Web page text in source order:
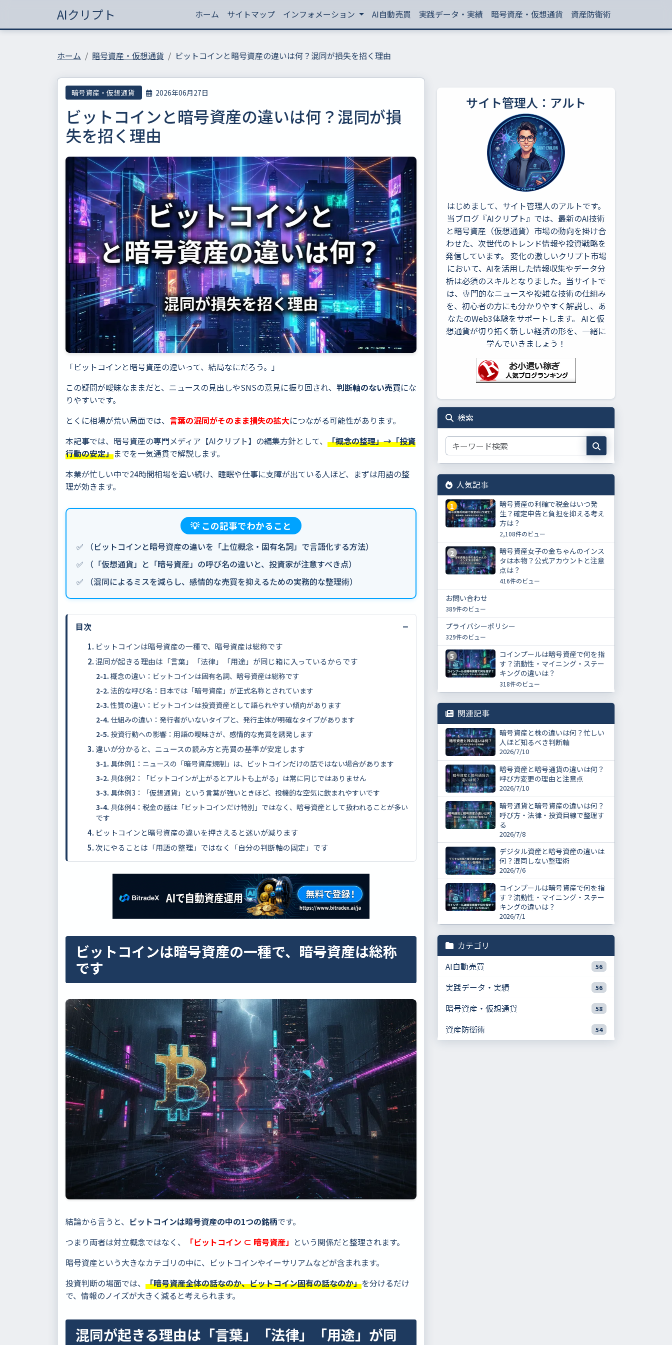
AIクリプト ホーム サイトマップ インフォメーション AI自動売買 実践データ・実績 暗号資産・仮想通貨 資産防衛術
ホーム 暗号資産・仮想通貨 ビットコインと暗号資産の違いは何？混同が損失を招く理由
暗号資産・仮想通貨 2026年06月27日
ビットコインと暗号資産の違いは何？混同が損
失を招く理由
「ビットコインと暗号資産の違いって、結局なにだろう。」
この疑問が曖昧なままだと、ニュースの見出しやSNSの意見に振り回され、 判断軸のない売買にな
りやすいです。
とくに相場が荒い局面では、 言葉の混同がそのまま損失の拡大につながる可能性があります。
本記事では、暗号資産の専門メディア【AIクリプト】の編集方針として、 「概念の整理」→「投資
行動の安定」までを一気通貫で解説します。
本業が忙しい中で24時間相場を追い続け、睡眠や仕事に支障が出ている人ほど、まずは用語の整
理が効きます。
💡 この記事でわかること
✅ （ビットコインと暗号資産の違いを「上位概念・固有名詞」で言語化する方法）
✅ （「仮想通貨」と「暗号資産」の呼び名の違いと、投資家が注意すべき点）
✅ （混同によるミスを減らし、感情的な売買を抑えるための実務的な整理術）
目次 −
ビットコインは暗号資産の一種で、暗号資産は総称です
混同が起きる理由は「言葉」「法律」「用途」が同じ箱に入っているからです
概念の違い：ビットコインは固有名詞、暗号資産は総称です
法的な呼び名：日本では「暗号資産」が正式名称とされています
性質の違い：ビットコインは投資資産として語られやすい傾向があります
仕組みの違い：発行者がいないタイプと、発行主体が明確なタイプがあります
投資行動への影響：用語の曖昧さが、感情的な売買を誘発します
違いが分かると、ニュースの読み方と売買の基準が安定します
具体例1：ニュースの「暗号資産規制」は、ビットコインだけの話ではない場合があります
具体例2：「ビットコインが上がるとアルトも上がる」は常に同じではありません
具体例3：「仮想通貨」という言葉が強いときほど、投機的な空気に飲まれやすいです
具体例4：税金の話は「ビットコインだけ特別」ではなく、暗号資産として扱われることが多い
です
ビットコインと暗号資産の違いを押さえると迷いが減ります
次にやることは「用語の整理」ではなく「自分の判断軸の固定」です
ビットコインは暗号資産の一種で、暗号資産は総称
です
結論から言うと、 ビットコインは暗号資産の中の1つの銘柄です。
つまり両者は対立概念ではなく、
「ビットコイン ⊂ 暗号資産」 という関係だと整理されます。
暗号資産という大きなカテゴリの中に、ビットコインやイーサリアムなどが含まれます。
投資判断の場面では、 「暗号資産全体の話なのか、ビットコイン固有の話なのか」を分けるだけ
で、情報のノイズが大きく減ると考えられます。
混同が起きる理由は「言葉」「法律」「用途」が同
サイト管理人：アルト
はじめまして、サイト管理人のアルトです。
当ブログ『AIクリプト』では、最新のAI技術
と暗号資産（仮想通貨）市場の動向を掛け合
わせた、次世代のトレンド情報や投資戦略を
発信しています。 変化の激しいクリプト市場
において、AIを活用した情報収集やデータ分
析は必須のスキルとなりました。当サイトで
は、専門的なニュースや複雑な技術の仕組み
を、初心者の方にも分かりやすく解説し、あ
なたのWeb3体験をサポートします。 AIと仮
想通貨が切り拓く新しい経済の形を、一緒に
学んでいきましょう！
検索
人気記事
1
暗号資産の利確で税金はいつ発
生？確定申告と負担を抑える考え
方は？
2,108件のビュー
2
暗号資産女子の金ちゃんのインス
タは本物？公式アカウントと注意
点は？
416件のビュー
お問い合わせ
389件のビュー
プライバシーポリシー
329件のビュー
5
コインプールは暗号資産で何を指
す？流動性・マイニング・ステー
キングの違いは？
318件のビュー
関連記事
暗号資産と株の違いは何？忙しい
人ほど知るべき判断軸
2026/7/10
暗号資産と暗号通貨の違いは何？
呼び方変更の理由と注意点
2026/7/10
暗号通貨と暗号資産の違いは何？
呼び方・法律・投資目線で整理す
る
2026/7/8
デジタル資産と暗号資産の違いは
何？混同しない整理術
2026/7/6
コインプールは暗号資産で何を指
す？流動性・マイニング・ステー
キングの違いは？
2026/7/1
カテゴリ
AI自動売買
56
実践データ・実績 56
暗号資産・仮想通貨 58
資産防衛術 54